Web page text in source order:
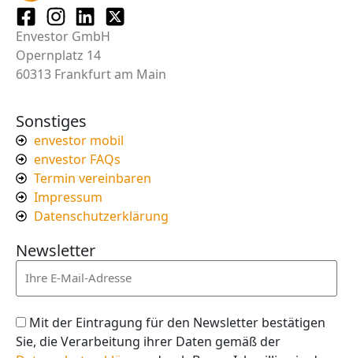
Envestor GmbH
Opernplatz 14
60313 Frankfurt am Main
Sonstiges
envestor mobil
envestor FAQs
Termin vereinbaren
Impressum
Datenschutzerklärung
Newsletter
Mit der Eintragung für den Newsletter bestätigen
Sie, die Verarbeitung ihrer Daten gemäß der